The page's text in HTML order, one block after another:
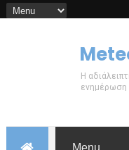
Η
ενημέρωση